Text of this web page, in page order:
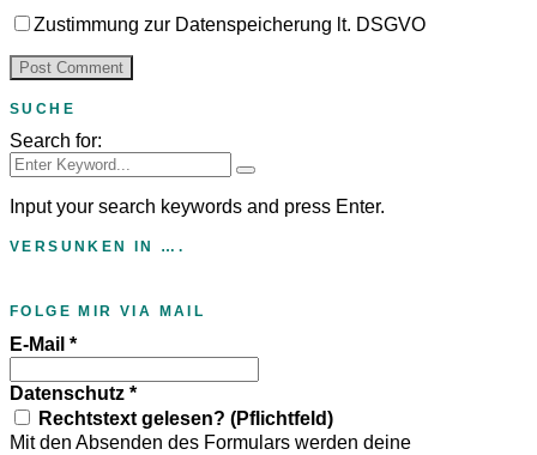
Zustimmung zur Datenspeicherung lt. DSGVO
SUCHE
Search for:
Input your search keywords and press Enter.
VERSUNKEN IN ….
FOLGE MIR VIA MAIL
E-Mail *
Datenschutz *
Rechtstext gelesen? (Pflichtfeld)
Mit den Absenden des Formulars werden deine